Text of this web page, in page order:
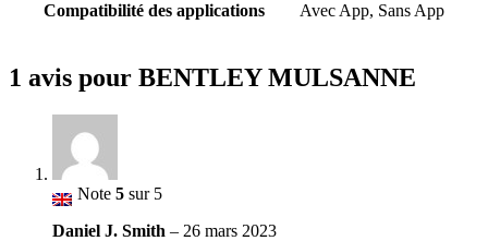
Compatibilité des applications Avec App, Sans App
1 avis pour BENTLEY MULSANNE
Note 5 sur 5
Daniel J. Smith – 26 mars 2023